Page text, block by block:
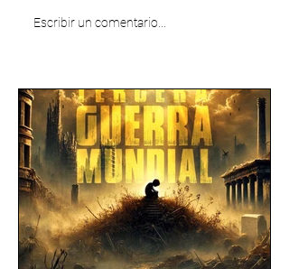
Escribir un comentario...